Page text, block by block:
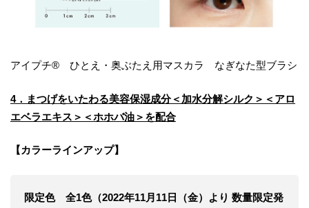
アイプチ® ひとえ・奥ぶたえ用マスカラ なぎなた型ブラシ
4．まつげをいたわる美容保湿成分＜加水分解シルク＞＜アロ
エベラエキス＞＜ホホバ油＞を配合
【カラーラインアップ】
限定色 全1色（2022年11月 11 日（金）より 数量限定発